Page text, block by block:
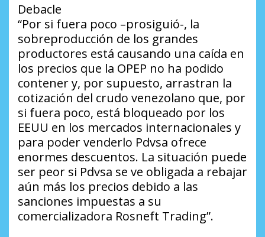
Debacle
“Por si fuera poco –prosiguió-, la
sobreproducción de los grandes
productores está causando una caída en
los precios que la OPEP no ha podido
contener y, por supuesto, arrastran la
cotización del crudo venezolano que, por
si fuera poco, está bloqueado por los
EEUU en los mercados internacionales y
para poder venderlo Pdvsa ofrece
enormes descuentos. La situación puede
ser peor si Pdvsa se ve obligada a rebajar
aún más los precios debido a las
sanciones impuestas a su
comercializadora Rosneft Trading”.